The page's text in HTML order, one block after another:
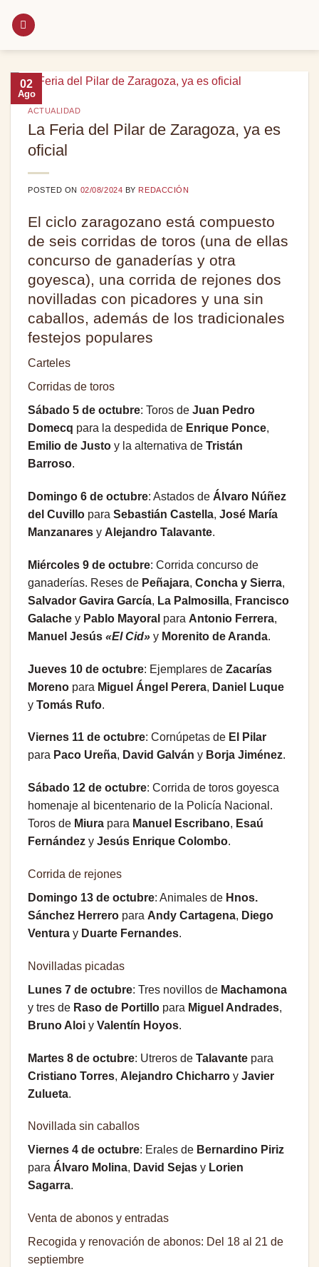
02
Ago
ACTUALIDAD
La Feria del Pilar de Zaragoza, ya es
oficial
POSTED ON 02/08/2024 BY REDACCIÓN
El ciclo zaragozano está compuesto
de seis corridas de toros (una de ellas
concurso de ganaderías y otra
goyesca), una corrida de rejones dos
novilladas con picadores y una sin
caballos, además de los tradicionales
festejos populares
Carteles
Corridas de toros
Sábado 5 de octubre: Toros de Juan Pedro
Domecq para la despedida de Enrique Ponce,
Emilio de Justo y la alternativa de Tristán
Barroso.
Domingo 6 de octubre: Astados de Álvaro Núñez
del Cuvillo para Sebastián Castella, José María
Manzanares y Alejandro Talavante.
Miércoles 9 de octubre: Corrida concurso de
ganaderías. Reses de Peñajara, Concha y Sierra,
Salvador Gavira García, La Palmosilla, Francisco
Galache y Pablo Mayoral para Antonio Ferrera,
Manuel Jesús «El Cid» y Morenito de Aranda.
Jueves 10 de octubre: Ejemplares de Zacarías
Moreno para Miguel Ángel Perera, Daniel Luque
y Tomás Rufo.
Viernes 11 de octubre: Cornúpetas de El Pilar
para Paco Ureña, David Galván y Borja Jiménez.
Sábado 12 de octubre: Corrida de toros goyesca
homenaje al bicentenario de la Policía Nacional.
Toros de Miura para Manuel Escribano, Esaú
Fernández y Jesús Enrique Colombo.
Corrida de rejones
Domingo 13 de octubre: Animales de Hnos.
Sánchez Herrero para Andy Cartagena, Diego
Ventura y Duarte Fernandes.
Novilladas picadas
Lunes 7 de octubre: Tres novillos de Machamona
y tres de Raso de Portillo para Miguel Andrades,
Bruno Aloi y Valentín Hoyos.
Martes 8 de octubre: Utreros de Talavante para
Cristiano Torres, Alejandro Chicharro y Javier
Zulueta.
Novillada sin caballos
Viernes 4 de octubre: Erales de Bernardino Piriz
para Álvaro Molina, David Sejas y Lorien
Sagarra.
Venta de abonos y entradas
Recogida y renovación de abonos: Del 18 al 21 de
septiembre